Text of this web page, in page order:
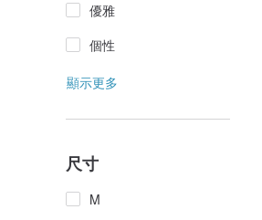
優雅
個性
顯示更多
尺寸
M